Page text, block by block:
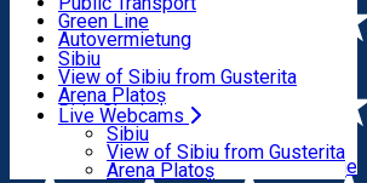
Live Webcams
Wohnungen
Unterkunft außerhalb von Sibiu
Fast Food
Kaffeestube
Konditorei
Pub, Bar
Nachtclubs
Bäckerei
Green Line
Autovermietung
Fahrad verleih
Scooter rentals
Taxi
Ride Sharing
Park-Tickets
Parkplätze
Ladestationen für Elektrofahrzeuge
Sibiu
View of Sibiu from Gusterita
Arena Platoș
Live Webcams
Sibiu
View of Sibiu from Gusterita
Arena Platoș
Home City Hall News
Sibiul va
încărcare